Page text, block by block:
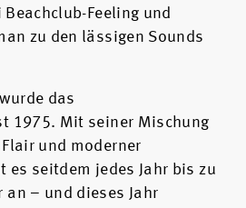
Beachclub-Feeling und
zu den lässigen Sounds
das
1975. Mit seiner Mischung
und moderner
es seitdem jedes Jahr bis zu
an – und dieses Jahr